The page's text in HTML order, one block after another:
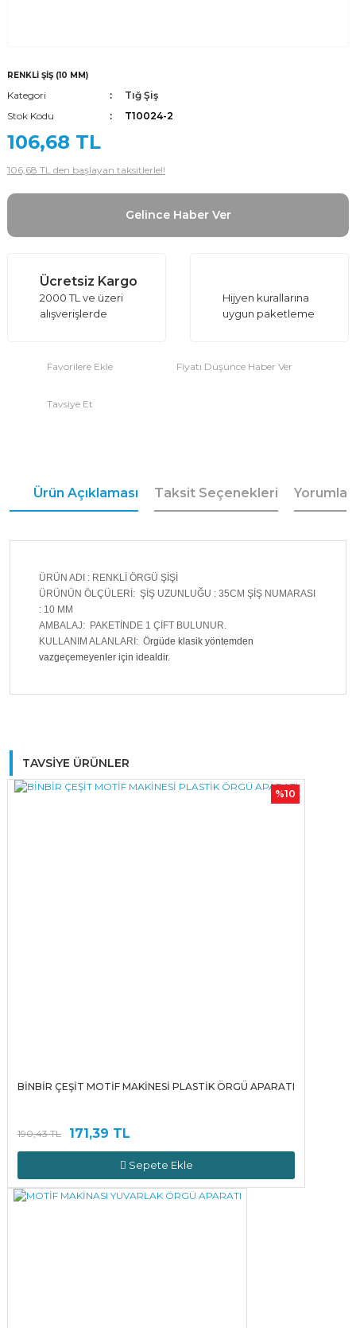
RENKLİ ŞİŞ (10 MM)
Kategori
Tığ Şiş
Stok Kodu
T10024-2
106,68 TL
106,68 TL den başlayan taksitlerle!!
Gelince Haber Ver
Ücretsiz Kargo
2000 TL ve üzeri
alışverişlerde
Hijyen kurallarına
uygun paketleme
Fiyatı Düşünce Haber Ver
Tavsiye Et
Ürün Açıklaması Taksit Seçenekleri Yorumlar
ÜRÜN ADI : RENKLİ ÖRGÜ ŞİŞİ
ÜRÜNÜN ÖLÇÜLERİ: ŞİŞ UZUNLUĞU : 35CM ŞİŞ NUMARASI
: 10 MM
AMBALAJ: PAKETİNDE 1 ÇİFT BULUNUR.
KULLANIM ALANLARI: Örgüde klasik yöntemden
vazgeçemeyenler için idealdir.
TAVSİYE ÜRÜNLER
%10
BİNBİR ÇEŞİT MOTİF MAKİNESİ PLASTİK ÖRGÜ APARATI
190,43 TL 171,39 TL
Sepete Ekle